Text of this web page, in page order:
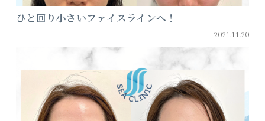
ひと回り小さいファイスラインへ！
2021.11.20